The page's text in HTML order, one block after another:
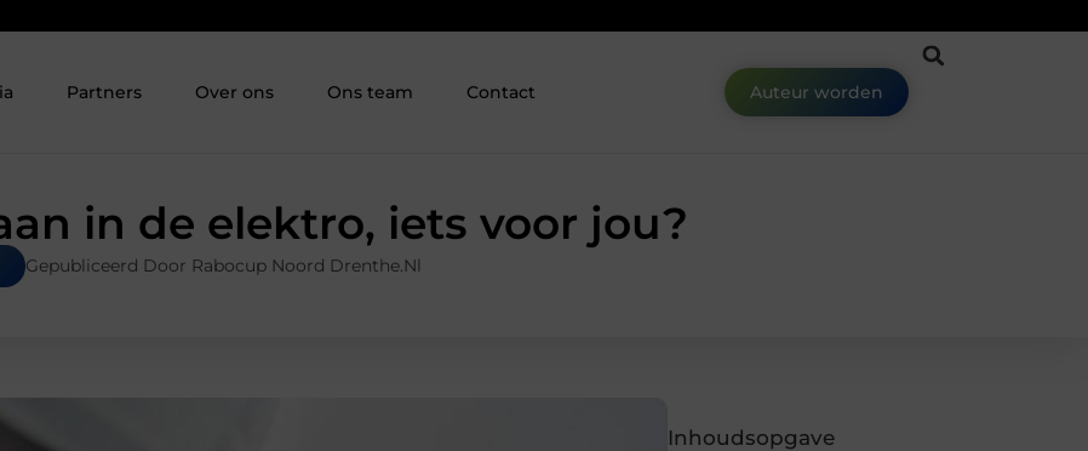
Partners Over ons Ons team Contact Auteur worden
in de elektro, iets voor jou?
Gepubliceerd Door Rabocup Noord Drenthe.nl
Inhoudsopgave